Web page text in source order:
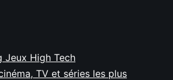
Jeux High Tech
TV et séries les plus